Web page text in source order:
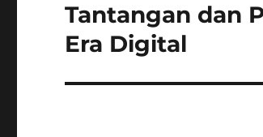
Next
post:
Tantangan dan
Era Digital